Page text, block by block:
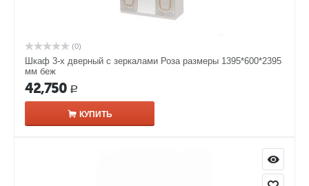
(0)
Шкаф 3-х дверный с зеркалами Роза размеры 1395*600*2395
мм беж
42,750 Р
КУПИТЬ